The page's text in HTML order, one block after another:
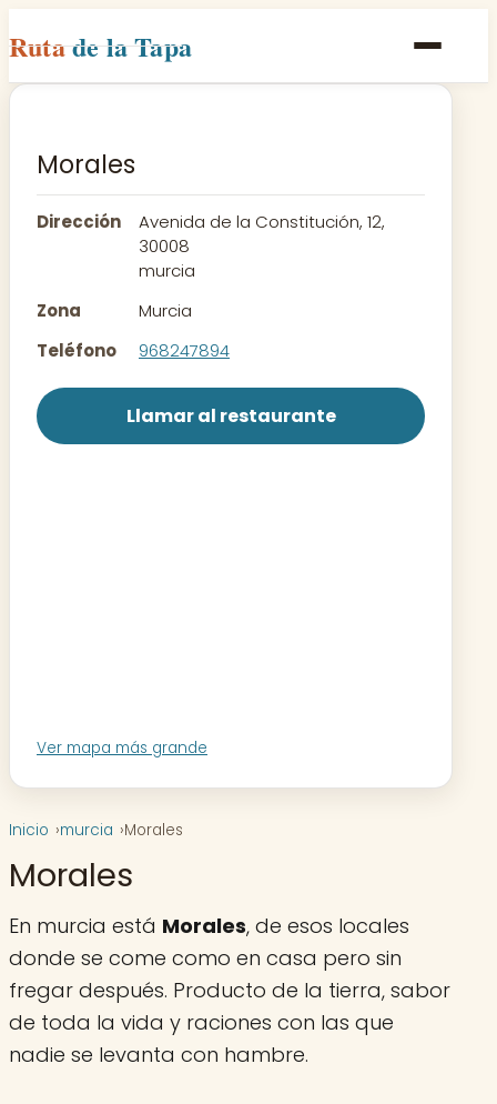
Rutade la Tapa
Inicio
Rutas
Contacto
Morales
Dirección
Avenida de la Constitución, 12,
30008
murcia
Zona
Murcia
Teléfono
968247894
Llamar al restaurante
Ver mapa más grande
Inicio murcia Morales
Morales
En murcia está Morales, de esos locales
donde se come como en casa pero sin
fregar después. Producto de la tierra, sabor
de toda la vida y raciones con las que
nadie se levanta con hambre.